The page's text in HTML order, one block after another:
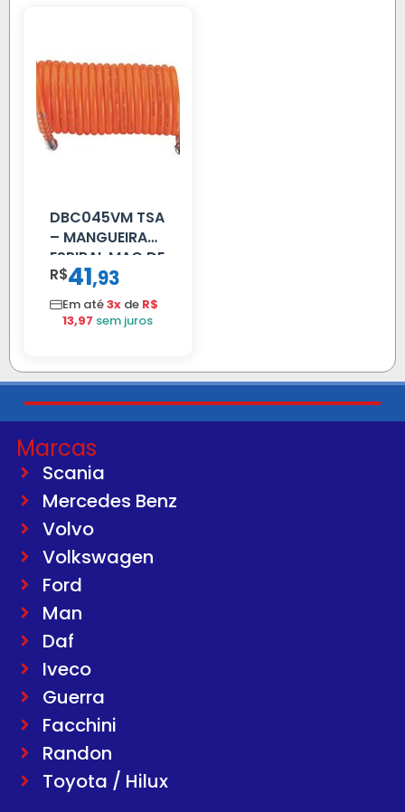
DBC045VM TSA
– MANGUEIRA
ESPIRAL MAO DE
AMIGO UNIV 16
MM 4.5MTS
VERMELHA
R$41,93
Em até3x de R$
13,97 sem juros
Marcas
Scania
Mercedes Benz
Volvo
Volkswagen
Ford
Man
Daf
Iveco
Guerra
Facchini
Randon
Toyota / Hilux